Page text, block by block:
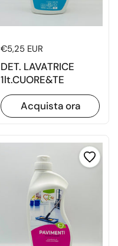
Prezzo di listino
€5,25 EUR
DET. LAVATRICE
1lt.CUORE&TE
Acquista ora